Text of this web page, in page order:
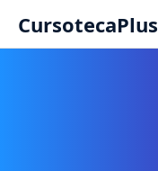
CursotecaPlus